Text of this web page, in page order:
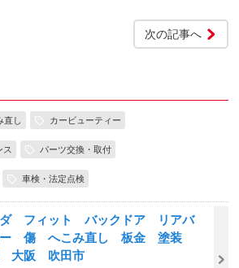
次の記事へ
直し カービューティー
ス パーツ交換・取付
車検・法定点検
フィット バックドア リアバ
ー 傷 へこみ直し 板金 塗装
大阪 吹田市